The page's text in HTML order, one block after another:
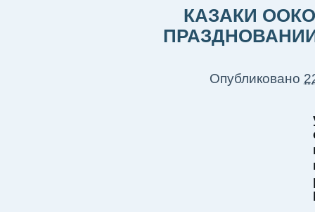
КАЗАКИ
Опубликовано